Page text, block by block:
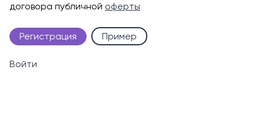
договора публичной оферты
Регистрация Пример
Войти